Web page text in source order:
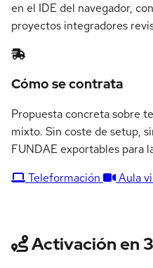
en el IDE del navegador,
proyectos integradores
Cómo se contrata
Propuesta concreta sobre
mixto. Sin coste de setup,
FUNDAE exportables para
Teleformación
Aula
Activación en